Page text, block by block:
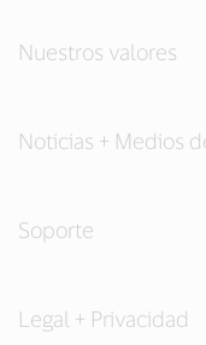
Nuestros valores
Noticias + Medios
Soporte
Legal + Privacidad